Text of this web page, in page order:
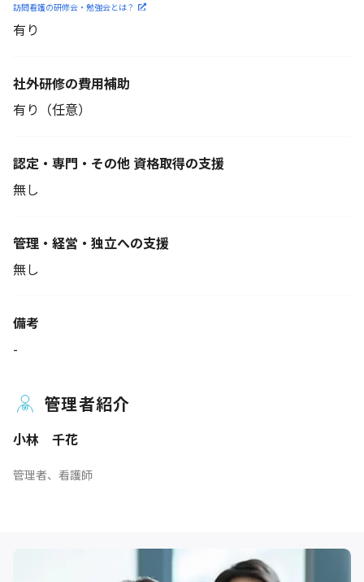
訪問看護の研修会・勉強会とは？
有り
社外研修の費用補助
有り（任意）
認定・専門・その他 資格取得の支援
無し
管理・経営・独立への支援
無し
備考
-
管理者紹介
小林 千花
管理者、看護師